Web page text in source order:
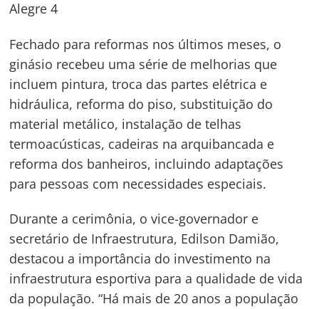
Fechado para reformas nos últimos meses, o
ginásio recebeu uma série de melhorias que
incluem pintura, troca das partes elétrica e
hidráulica, reforma do piso, substituição do
material metálico, instalação de telhas
termoacústicas, cadeiras na arquibancada e
reforma dos banheiros, incluindo adaptações
para pessoas com necessidades especiais.
Durante a cerimônia, o vice-governador e
secretário de Infraestrutura, Edilson Damião,
destacou a importância do investimento na
infraestrutura esportiva para a qualidade de vida
da população. “Há mais de 20 anos a população